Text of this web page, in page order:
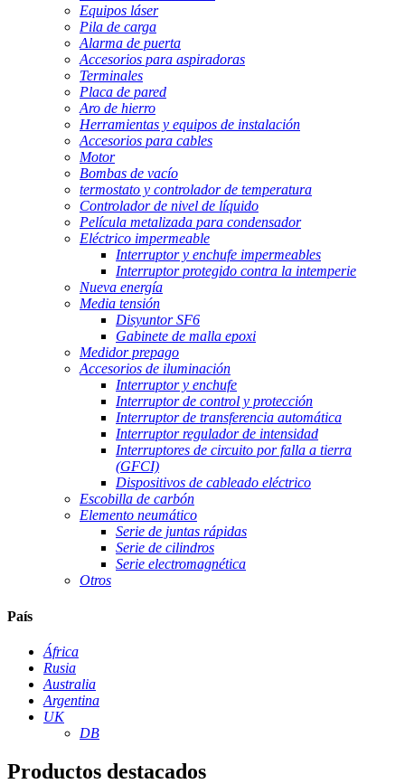
Equipos láser
Pila de carga
Alarma de puerta
Accesorios para aspiradoras
Terminales
Placa de pared
Aro de hierro
Herramientas y equipos de instalación
Accesorios para cables
Motor
Bombas de vacío
termostato y controlador de temperatura
Controlador de nivel de líquido
Película metalizada para condensador
Eléctrico impermeable
Interruptor y enchufe impermeables
Interruptor protegido contra la intemperie
Nueva energía
Media tensión
Disyuntor SF6
Gabinete de malla epoxi
Medidor prepago
Accesorios de iluminación
Interruptor y enchufe
Interruptor de control y protección
Interruptor de transferencia automática
Interruptor regulador de intensidad
Interruptores de circuito por falla a tierra
(GFCI)
Dispositivos de cableado eléctrico
Escobilla de carbón
Elemento neumático
Serie de juntas rápidas
Serie de cilindros
Serie electromagnética
Otros
País
África
Rusia
Australia
Argentina
UK
DB
Productos destacados